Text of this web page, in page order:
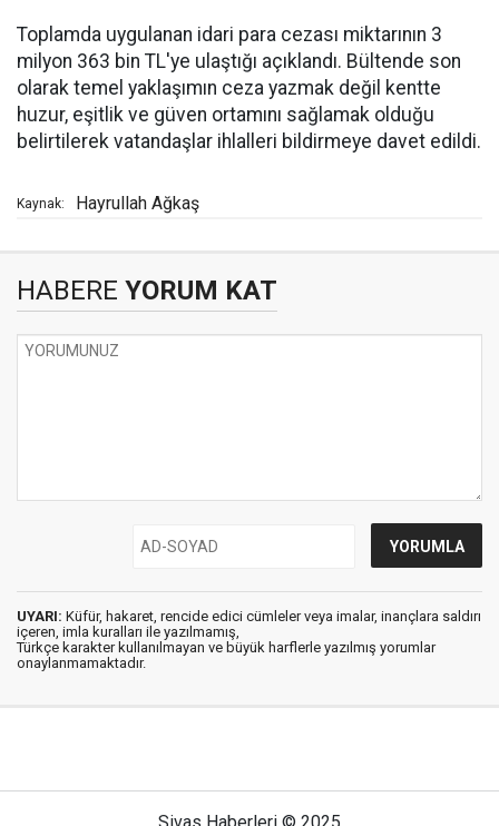
Toplamda uygulanan idari para cezası miktarının 3
milyon 363 bin TL'ye ulaştığı açıklandı. Bültende son
olarak temel yaklaşımın ceza yazmak değil kentte
huzur, eşitlik ve güven ortamını sağlamak olduğu
belirtilerek vatandaşlar ihlalleri bildirmeye davet edildi.
Kaynak: Hayrullah Ağkaş
HABERE YORUM KAT
UYARI: Küfür, hakaret, rencide edici cümleler veya imalar, inançlara saldırı
içeren, imla kuralları ile yazılmamış,
Türkçe karakter kullanılmayan ve büyük harflerle yazılmış yorumlar
onaylanmamaktadır.